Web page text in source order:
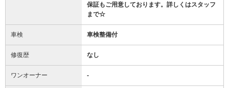
保証もご用意しております。詳しくはスタッフ
まで☆
車検 車検整備付
修復歴 なし
ワンオーナー -